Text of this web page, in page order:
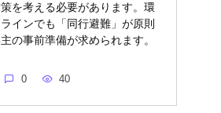
を考える必要があります。環
インでも「同行避難」が原則
の事前準備が求められます。
0 40